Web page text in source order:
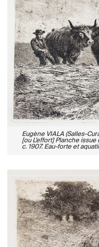
Eugène VIALA (Salles-
[ou L’effort] Planche
c. 1907. Eau-forte et